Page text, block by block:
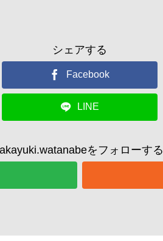
シェアする
Facebook
LINE
をフォローする